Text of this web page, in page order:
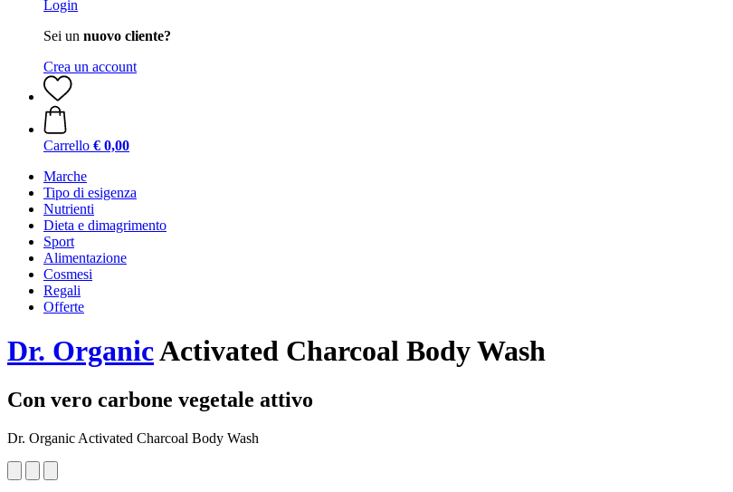
Login
Sei un nuovo cliente?
Crea un account
Carrello € 0,00
Marche
Tipo di esigenza
Nutrienti
Dieta e dimagrimento
Sport
Alimentazione
Cosmesi
Regali
Offerte
Dr. OrganicActivated Charcoal Body Wash
Con vero carbone vegetale attivo
Dr. Organic Activated Charcoal Body Wash